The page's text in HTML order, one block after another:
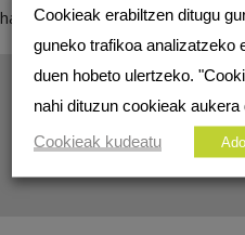
eremuak*markatuta
Cookieak erabiltzen ditugu
guneko trafikoa analizatzeko
duen hobeto ulertzeko.
nahi dituzun cookieak
Cookieak kudeatu